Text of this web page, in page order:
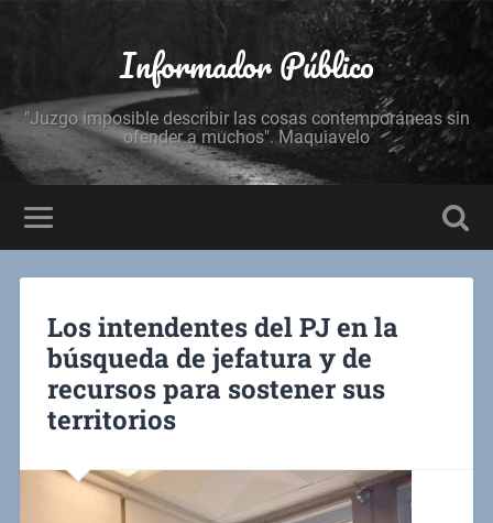
Informador Público
"Juzgo imposible describir las cosas contemporáneas sin
ofender a muchos". Maquiavelo
Los intendentes del PJ en la
búsqueda de jefatura y de
recursos para sostener sus
territorios